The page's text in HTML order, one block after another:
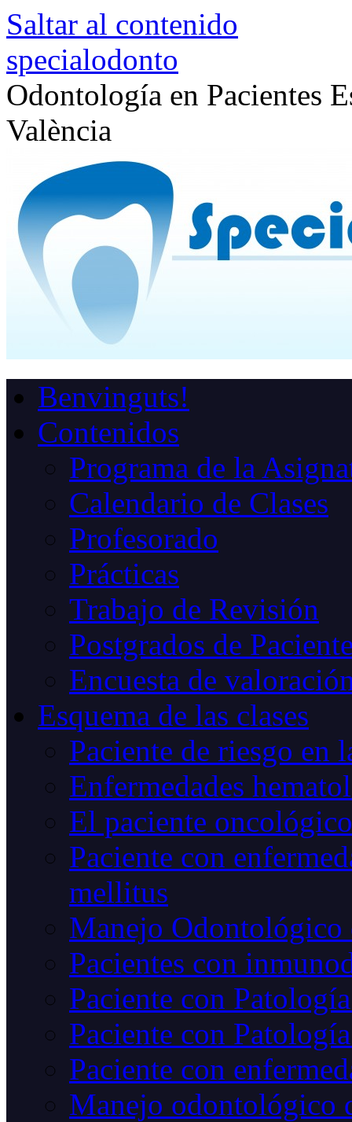
Saltar al contenido
specialodonto
Odontología en Pacientes
València
Benvinguts!
Contenidos
Programa de la
Calendario de Clases
Profesorado
Prácticas
Trabajo de Revisión
Postgrados de
Encuesta de
Esquema de las clases
Paciente de riesgo en
Enfermedades
El paciente oncológico
Paciente con
mellitus
Manejo Odontológico
Pacientes con
Paciente con
Paciente con
Paciente con
Manejo odontológico